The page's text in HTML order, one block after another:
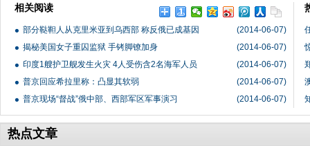
相关阅读
(2014-06-07)
部分鞑靼人从克里米亚到乌西部 称反俄已成基因
(2014-06-07)
揭秘美国女子重囚监狱 手铐脚镣加身
(2014-06-07)
印度1艘护卫舰发生火灾 4人受伤含2名海军人员
(2014-06-07)
普京回应希拉里称：凸显其软弱
(2014-06-07)
普京现场“督战”俄中部、西部军区军事演习
热点文章